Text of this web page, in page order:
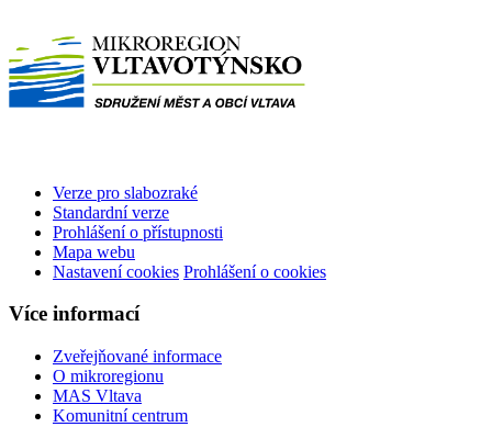
Verze pro slabozraké
Standardní verze
Prohlášení o přístupnosti
Mapa webu
Nastavení cookies Prohlášení o cookies
Více informací
Zveřejňované informace
O mikroregionu
MAS Vltava
Komunitní centrum